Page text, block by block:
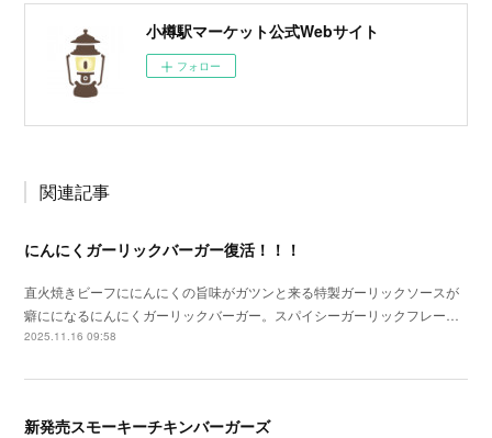
小樽駅マーケット公式Webサイト
フォロー
関連記事
にんにくガーリックバーガー復活！！！
直火焼きビーフににんにくの旨味がガツンと来る特製ガーリックソースが
癖にになるにんにくガーリックバーガー。スパイシーガーリックフレー…
2025.11.16 09:58
新発売スモーキーチキンバーガーズ